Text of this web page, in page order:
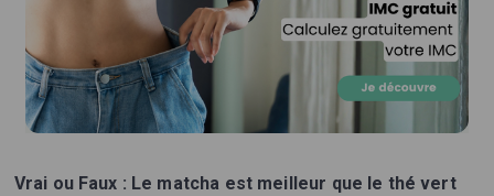
Vrai ou Faux : Le matcha est meilleur que le thé vert